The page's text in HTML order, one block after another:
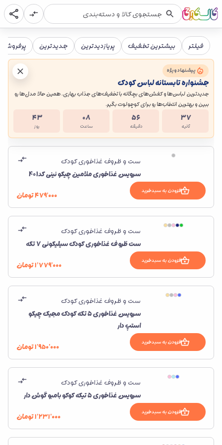
فیلتر بیشترین تخفیف پریازدیدترین جدیدترین پرفروش
پیشنهاد ویژه
جشنواره تابستانه لباس کودک
جدیدترین لباس‌ها و کفش‌های بچگانه با تخفیف‌های جذاب بهاری. همین حالا مدل‌ها رو
ببین و بهترین انتخاب‌ها رو برای کوچولوت بگیر.
۳۷
ثانیه
۵۶
دقیقه
۰۸
ساعت
۴۳
روز
ست جین پسرانه با عروسک تدی
۳٬۸۰۰٬۰۰۰۳٬۰۴۰٬۰۰۰ تومان
کفش ونس
۲۰%
ست و ظروف غذاخوری کودک
سرویس غذاخوری ملامین چیکو نینی کد401
افزودن به سبدخرید ۴۷۹٬۰۰۰تومان
ست و ظروف غذاخوری کودک
ست ظروف غذاخوری کودک سیلیکونی 7 تکه
افزودن به سبدخرید ۱٬۷۷۹٬۰۰۰تومان
ست و ظروف غذاخوری کودک
سرویس غذاخوری 5 تكه کودک مجیک چیکو
استپ دار
افزودن به سبدخرید ۱٬۹۵۰٬۰۰۰تومان
ست و ظروف غذاخوری کودک
سرویس غذاخوری 5 تیکه کوکو بامبو گوش دار
افزودن به سبدخرید ۱٬۲۳۱٬۰۰۰تومان